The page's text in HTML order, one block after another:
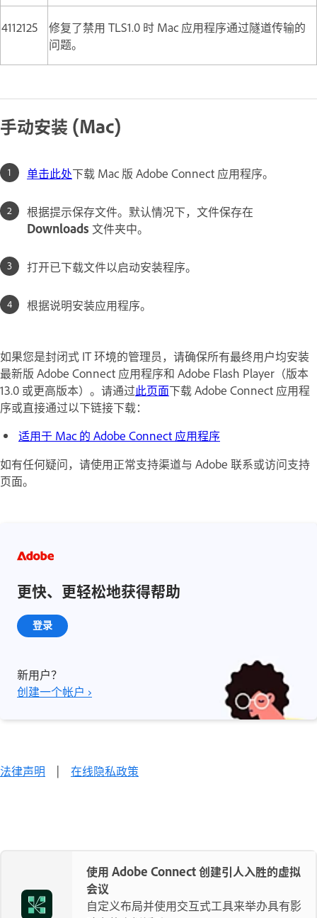
4112125
修复了禁用 TLS1.0 时 Mac 应用程序通过隧道传输的
问题。
手动安装 (Mac)
单击此处下载 Mac 版 Adobe Connect 应用程序。
根据提示保存文件。默认情况下，文件保存在
Downloads 文件夹中。
打开已下载文件以启动安装程序。
根据说明安装应用程序。
如果您是封闭式 IT 环境的管理员，请确保所有最终用户均安装
最新版 Adobe Connect 应用程序和 Adobe Flash Player（版本
13.0 或更高版本）。请通过此页面下载 Adobe Connect 应用程
序或直接通过以下链接下载：
适用于 Mac 的 Adobe Connect 应用程序
如有任何疑问，请使用正常支持渠道与 Adobe 联系或访问支持
页面。
更快、更轻松地获得帮助
登录
新用户？
创建一个帐户 ›
法律声明 | 在线隐私政策
使用 Adobe Connect 创建引人入胜的虚拟
会议
自定义布局并使用交互式工具来举办具有影